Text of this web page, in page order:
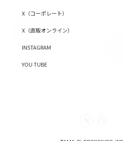
X（コーポレート）
X（直販オンライン）
INSTAGRAM
YOU TUBE